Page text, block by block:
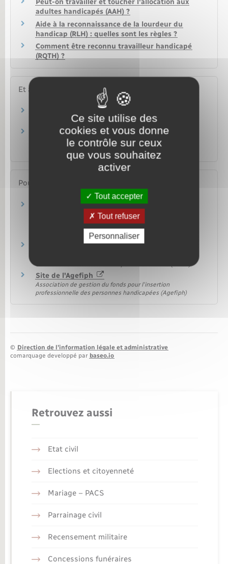
Peut-on travailler et toucher l'allocation aux
adultes handicapés (AAH) ?
Aide à la reconnaissance de la lourdeur du
handicap (RLH) : quelles sont les règles ?
Comment être reconnu travailleur handicapé
(RQTH) ?
Et aussi
Handicap et emploi dans le secteur privé
Travail – Formation
Recrutement d'une personne handicapée dans
la fonction publique
Pour en savoir plus
L'emploi accompagné : dispositif spécifique
pour l'emploi des personnes en situation de
Ministère chargé du handicap
Emploi accompagné – Version "facile à lire et à
Site de l'Agefiph
Association de gestion du fonds pour l'insertion
professionnelle des personnes handicapées (Agefiph)
© Direction de l’information légale et administrative
comarquage developpé par baseo.io
Retrouvez aussi
Etat civil
Elections et citoyenneté
Mariage – PACS
Parrainage civil
Recensement militaire
Concessions funéraires
Ce site utilise des
cookies et vous donne
le contrôle sur ceux
que vous souhaitez
activer
Tout accepter
Tout refuser
Personnaliser